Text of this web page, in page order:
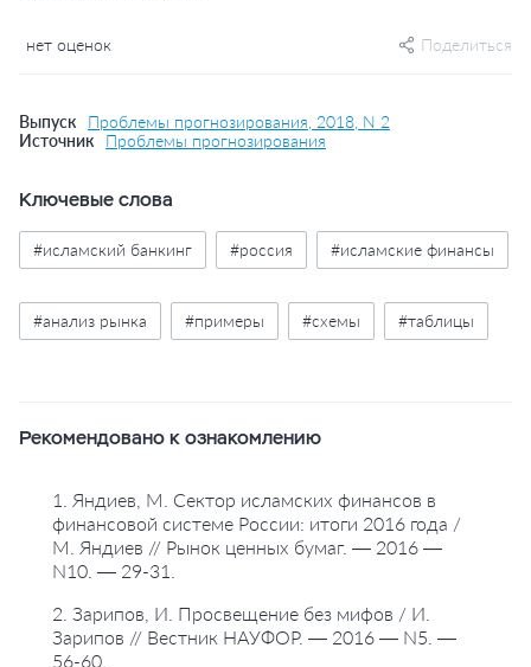
нет оценок Поделиться
Выпуск
Проблемы прогнозирования, 2018, N 2
Источник
Проблемы прогнозирования
Ключевые слова
#исламский банкинг #россия #исламские финансы
#анализ рынка #примеры #схемы #таблицы
Рекомендовано к ознакомлению
1. Яндиев, М. Сектор исламских финансов в
финансовой системе России: итоги 2016 года /
М. Яндиев // Рынок ценных бумаг. — 2016 —
N10. — 29-31.
2. Зарипов, И. Просвещение без мифов / И.
Зарипов // Вестник НАУФОР. — 2016 — N5. —
56-60.